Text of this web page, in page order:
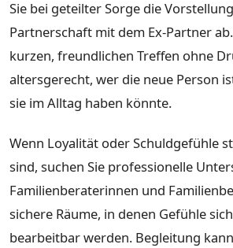
Sie bei geteilter Sorge die
Partnerschaft mit dem Ex-Partner
kurzen, freundlichen Treffen ohne
altersgerecht, wer die neue Person
sie im Alltag haben könnte.
Wenn Loyalität oder Schuldgefühle
sind, suchen Sie professionelle
Familienberaterinnen und
sichere Räume, in denen Gefühle
bearbeitbar werden. Begleitung